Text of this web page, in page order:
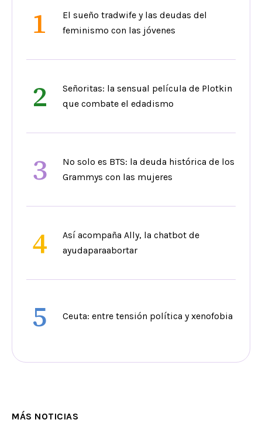
1
El sueño tradwife y las deudas del
feminismo con las jóvenes
2
Señoritas: la sensual película de Plotkin
que combate el edadismo
3
No solo es BTS: la deuda histórica de los
Grammys con las mujeres
4
Así acompaña Ally, la chatbot de
ayudaparaabortar
5 Ceuta: entre tensión política y xenofobia
MÁS NOTICIAS